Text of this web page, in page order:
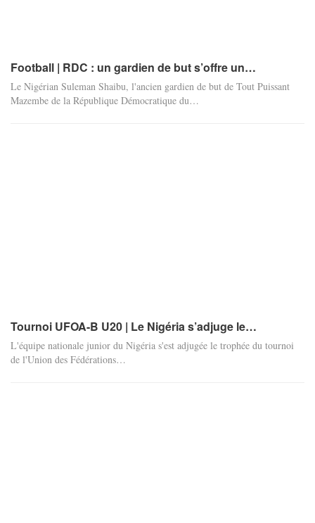
Football | RDC : un gardien de but s’offre un…
Le Nigérian Suleman Shaibu, l'ancien gardien de but de Tout Puissant
Mazembe de la République Démocratique du…
Tournoi UFOA-B U20 | Le Nigéria s’adjuge le…
L'équipe nationale junior du Nigéria s'est adjugée le trophée du tournoi
de l'Union des Fédérations…